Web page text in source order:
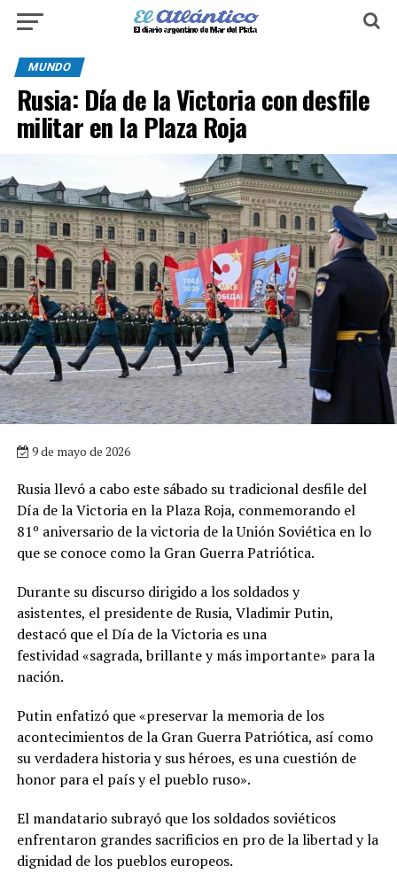
MUNDO
Rusia: Día de la Victoria con desfile
militar en la Plaza Roja
9 de mayo de 2026
Rusia llevó a cabo este sábado su tradicional desfile del
Día de la Victoria en la Plaza Roja, conmemorando el
81º aniversario de la victoria de la Unión Soviética en lo
que se conoce como la Gran Guerra Patriótica.
Durante su discurso dirigido a los soldados y
asistentes, el presidente de Rusia, Vladimir Putin,
destacó que el Día de la Victoria es una
festividad «sagrada, brillante y más importante» para la
nación.
Putin enfatizó que «preservar la memoria de los
acontecimientos de la Gran Guerra Patriótica, así como
su verdadera historia y sus héroes, es una cuestión de
honor para el país y el pueblo ruso».
El mandatario subrayó que los soldados soviéticos
enfrentaron grandes sacrificios en pro de la libertad y la
dignidad de los pueblos europeos.